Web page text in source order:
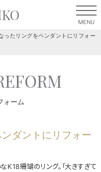
ったリングをペンダントにリフォー
ォーム
ダントにリフォー
珊瑚のリング。「大きすぎて